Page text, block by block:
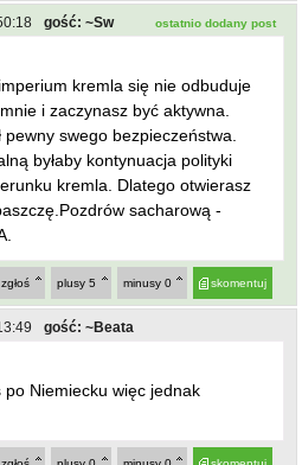
gość: ~Sw ostatnio dodany post
kremla się nie odbuduje
mnie i zaczynasz być aktywna.
pewny swego bezpieczeństwa.
byłaby kontynuacja polityki
kremla. Dlatego otwierasz
sacharową -
skomentuj
minusy 0
plusy 5
zgłoś
gość: ~Beata
po Niemiecku więc jednak